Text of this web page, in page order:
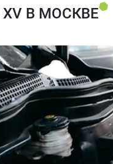
В МОСКВЕ